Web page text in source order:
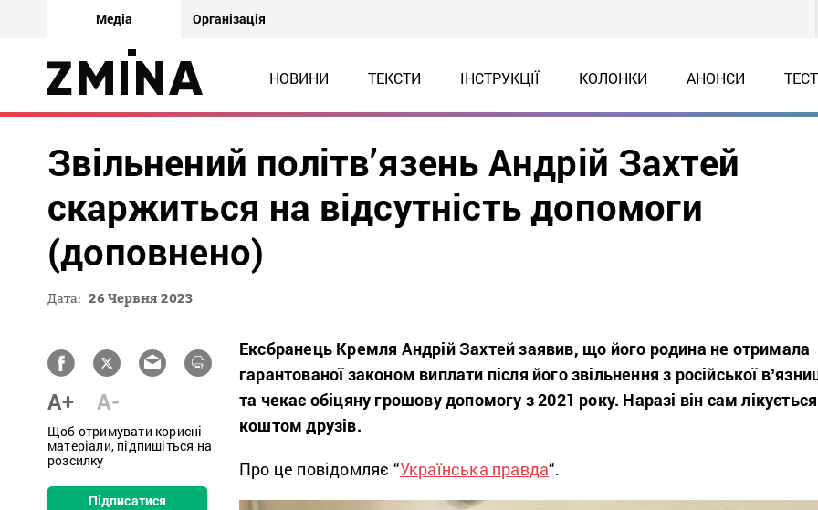
Медіа Організація
НОВИНИ ТЕКСТИ ІНСТРУКЦІЇ КОЛОНКИ АНОНСИ
Звільнений політв’язень Андрій Захтей
скаржиться на відсутність допомоги
(доповнено)
Дата: 26 Червня 2023
A+ A-
Щоб отримувати корисні
матеріали, підпишіться на
розсилку
Підписатися
Ексбранець Кремля Андрій Захтей заявив, що його родина не отримала
гарантованої законом виплати після його звільнення з російської
та чекає обіцяну грошову допомогу з 2021 року. Наразі він сам лікується
коштом друзів.
Про це повідомляє “Українська правда“.